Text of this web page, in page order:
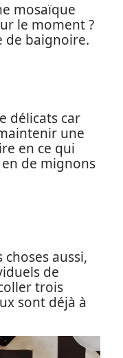
mosaïque
le moment ?
de baignoire.
délicats car
une
en ce qui
de mignons
aussi,
de
trois
sont déjà à